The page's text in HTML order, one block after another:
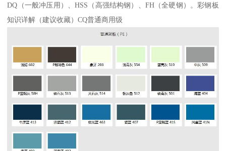
DQ（一般冲压用）、HSS（高强结构钢）、FH（全硬钢）。彩钢板
知识详解（建议收藏）CQ普通商用级